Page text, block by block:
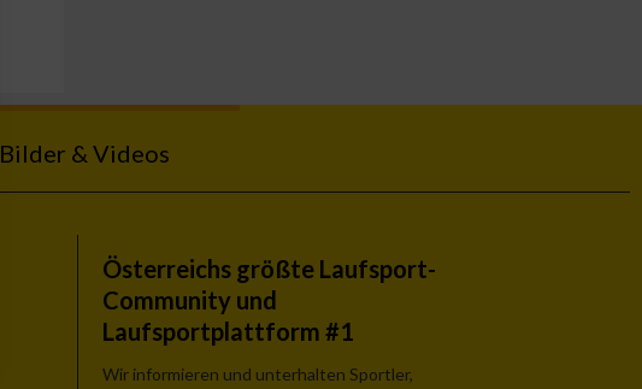
Bilder & Videos
Österreichs größte Laufsport-
Community und
Laufsportplattform #1
Wir informieren und unterhalten Sportler,